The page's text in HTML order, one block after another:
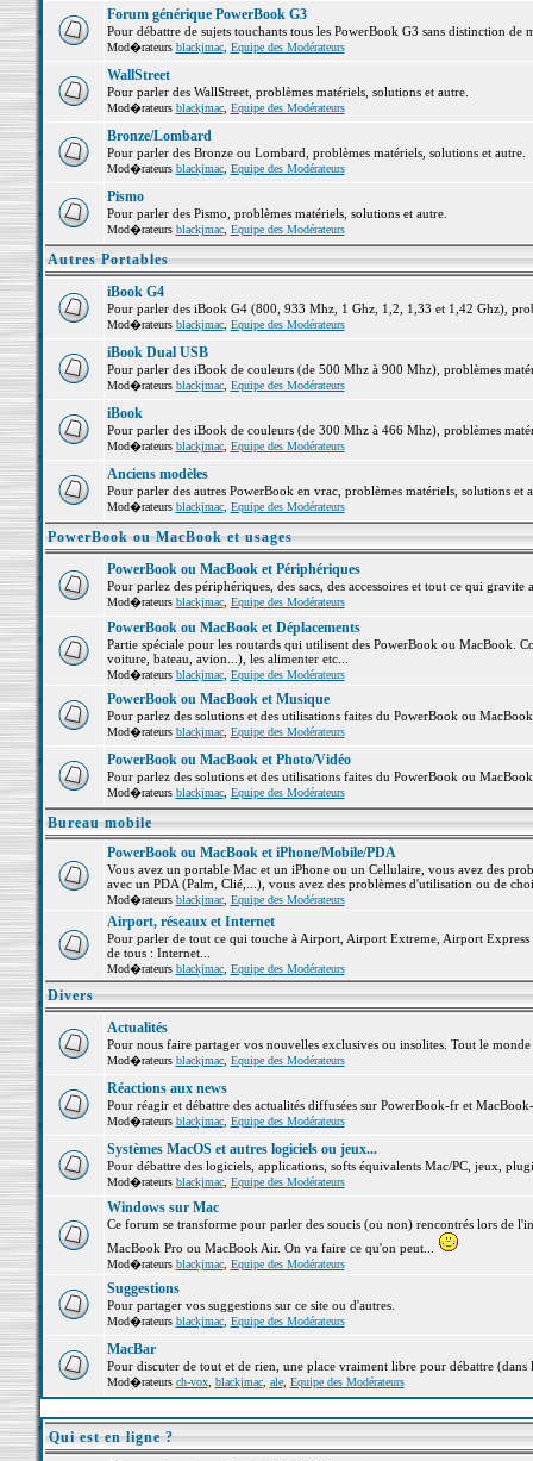
Forum générique PowerBook G3
Pour débattre de sujets touchants tous les PowerBook G3 sans distinction de
Mod�rateurs blackjmac, Equipe des Modérateurs
WallStreet
Pour parler des WallStreet, problèmes matériels, solutions et autre.
Mod�rateurs blackjmac, Equipe des Modérateurs
Bronze/Lombard
Pour parler des Bronze ou Lombard, problèmes matériels, solutions et autre.
Mod�rateurs blackjmac, Equipe des Modérateurs
Pismo
Pour parler des Pismo, problèmes matériels, solutions et autre.
Mod�rateurs blackjmac, Equipe des Modérateurs
Autres Portables
iBook G4
Pour parler des iBook G4 (800, 933 Mhz, 1 Ghz, 1,2, 1,33 et 1,42 Ghz),
Mod�rateurs blackjmac, Equipe des Modérateurs
iBook Dual USB
Pour parler des iBook de couleurs (de 500 Mhz à 900 Mhz), problèmes
Mod�rateurs blackjmac, Equipe des Modérateurs
iBook
Pour parler des iBook de couleurs (de 300 Mhz à 466 Mhz), problèmes
Mod�rateurs blackjmac, Equipe des Modérateurs
Anciens modèles
Pour parler des autres PowerBook en vrac, problèmes matériels, solutions et
Mod�rateurs blackjmac, Equipe des Modérateurs
PowerBook ou MacBook et usages
PowerBook ou MacBook et Périphériques
Pour parlez des périphériques, des sacs, des accessoires et tout ce qui
Mod�rateurs blackjmac, Equipe des Modérateurs
PowerBook ou MacBook et Déplacements
Partie spéciale pour les routards qui utilisent des PowerBook ou MacBook.
voiture, bateau, avion...), les alimenter etc...
Mod�rateurs blackjmac, Equipe des Modérateurs
PowerBook ou MacBook et Musique
Pour parlez des solutions et des utilisations faites du PowerBook ou
Mod�rateurs blackjmac, Equipe des Modérateurs
PowerBook ou MacBook et Photo/Vidéo
Pour parlez des solutions et des utilisations faites du PowerBook ou
Mod�rateurs blackjmac, Equipe des Modérateurs
Bureau mobile
PowerBook ou MacBook et iPhone/Mobile/PDA
Vous avez un portable Mac et un iPhone ou un Cellulaire, vous avez des
avec un PDA (Palm, Clié,...), vous avez des problèmes d'utilisation ou de
Mod�rateurs blackjmac, Equipe des Modérateurs
Airport, réseaux et Internet
Pour parler de tout ce qui touche à Airport, Airport Extreme, Airport
de tous : Internet...
Mod�rateurs blackjmac, Equipe des Modérateurs
Divers
Actualités
Pour nous faire partager vos nouvelles exclusives ou insolites. Tout le
Mod�rateurs blackjmac, Equipe des Modérateurs
Réactions aux news
Pour réagir et débattre des actualités diffusées sur PowerBook-fr et
Mod�rateurs blackjmac, Equipe des Modérateurs
Systèmes MacOS et autres logiciels ou jeux...
Pour débattre des logiciels, applications, softs équivalents Mac/PC, jeux,
Mod�rateurs blackjmac, Equipe des Modérateurs
Windows sur Mac
Ce forum se transforme pour parler des soucis (ou non) rencontrés lors de
MacBook Pro ou MacBook Air. On va faire ce qu'on peut...
Mod�rateurs blackjmac, Equipe des Modérateurs
Suggestions
Pour partager vos suggestions sur ce site ou d'autres.
Mod�rateurs blackjmac, Equipe des Modérateurs
MacBar
Pour discuter de tout et de rien, une place vraiment libre pour débattre (dans
Mod�rateurs ch-vox, blackjmac, ale, Equipe des Modérateurs
Qui est en ligne ?